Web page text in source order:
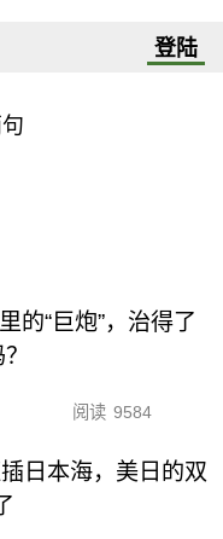
登陆
的“巨炮”，治得了
阅读 9584
日本海，美日的双